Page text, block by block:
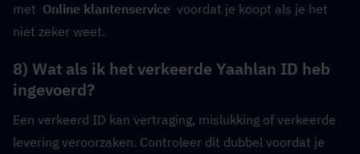
met Online klantenservice
  voordat je koopt als je het
niet zeker weet.
8) Wat als ik het verkeerde Yaahlan ID heb
ingevoerd?
Een verkeerd ID kan vertraging, mislukking of verkeerde
levering veroorzaken. Controleer dit dubbel voordat je